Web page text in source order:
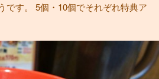
です。 5個・10個でそれぞれ特典ア